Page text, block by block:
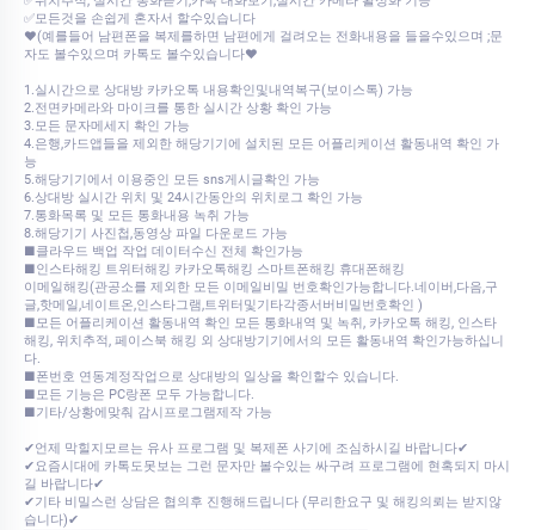
✅모든것을 손쉽게 혼자서 할수있습니다
♥(예를들어 남편폰을 복제를하면 남편에게 걸려오는 전화내용을 들을수있으며 ;문
자도 볼수있으며 카톡도 볼수있습니다♥
1.실시간으로 상대방 카카오톡 내용확인및내역복구(보이스톡) 가능
2.전면카메라와 마이크를 통한 실시간 상황 확인 가능
3.모든 문자메세지 확인 가능
4.은행,카드앱들을 제외한 해당기기에 설치된 모든 어플리케이션 활동내역 확인 가
능
5.해당기기에서 이용중인 모든 sns게시글확인 가능
6.상대방 실시간 위치 및 24시간동안의 위치로그 확인 가능
7.통화목록 및 모든 통화내용 녹취 가능
8.해당기기 사진첩,동영상 파일 다운로드 가능
■클라우드 백업 작업 데이터수신 전체 확인가능
■인스타해킹 트위터해킹 카카오톡해킹 스마트폰해킹 휴대폰해킹
이메일해킹(관공소를 제외한 모든 이메일비밀 번호확인가능합니다.네이버,다음,구
글,핫메일,네이트온,인스타그램,트위터및기타각종서버비밀번호확인 )
■모든 어플리케이션 활동내역 확인 모든 통화내역 및 녹취, 카카오톡 해킹, 인스타
해킹, 위치추적, 페이스북 해킹 외 상대방기기에서의 모든 활동내역 확인가능하십니
다.
■폰번호 연동계정작업으로 상대방의 일상을 확인할수 있습니다.
■모든 기능은 PC랑폰 모두 가능합니다.
■기타/상황에맞춰 감시프로그램제작 가능
✔언제 막힐지모르는 유사 프로그램 및 복제폰 사기에 조심하시길 바랍니다✔
✔요즘시대에 카톡도못보는 그런 문자만 볼수있는 싸구려 프로그램에 현혹되지 마시
길 바랍니다✔
✔기타 비밀스런 상담은 협의후 진행해드립니다 (무리한요구 및 해킹의뢰는 받지않
습니다)✔